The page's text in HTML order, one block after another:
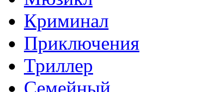
Криминал
Приключения
Триллер